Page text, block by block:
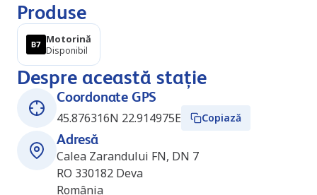
Produse
Motorină
Disponibil
Despre această stație
Coordonate GPS
45.876316N 22.914975E
Copiază
Adresă
Calea Zarandului FN, DN 7
RO 330182 Deva
România